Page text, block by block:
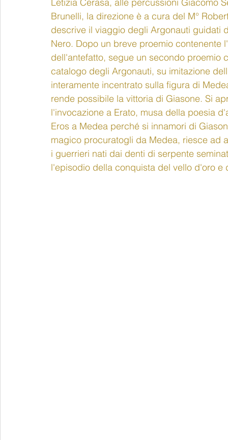
Brunelli, la direzione è a cura del M°
descrive il viaggio degli Argonauti guidati
Nero. Dopo un breve proemio
dell'antefatto, segue un secondo proemio
catalogo degli Argonauti, su imitazione
interamente incentrato sulla figura di
rende possibile la vittoria di Giasone. Si
l'invocazione a Erato, musa della poesia
Eros a Medea perché si innamori di
magico procuratogli da Medea, riesce ad
i guerrieri nati dai denti di serpente
l'episodio della conquista del vello d'oro e